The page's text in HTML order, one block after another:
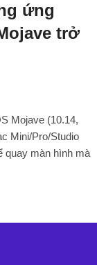
ứng
trở
Mojave (10.14,
Mini/Pro/Studio
quay màn hình mà